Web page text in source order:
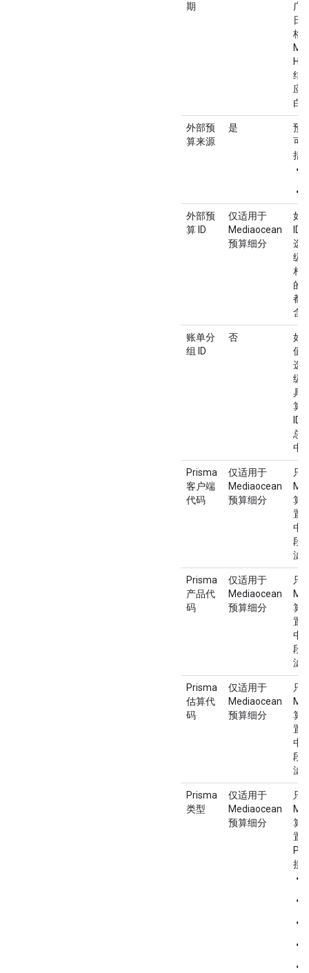
期
广
日
格
结
应
白
外部预
算来源
是
预
可
括
外部预
算 ID
仅适用于
Mediaocean
预算细分
如
ID
选
级
相
的
都
含
账单分
组 ID
否
如
值
选
级
具
算
ID
总
中
Prisma
客户端
代码
仅适用于
Mediaocean
预算细分
只
算
置
中
段
滤
Prisma
产品代
码
仅适用于
Mediaocean
预算细分
只
算
置
中
段
滤
Prisma
估算代
码
仅适用于
Mediaocean
预算细分
只
算
置
中
段
滤
Prisma
类型
仅适用于
Mediaocean
预算细分
只
算
置
接